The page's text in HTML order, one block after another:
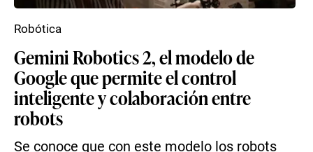
Gemini Robotics 2, el modelo de
Google que permite el control
inteligente y colaboración entre
robots
Se conoce que con este modelo los robots
Robótica